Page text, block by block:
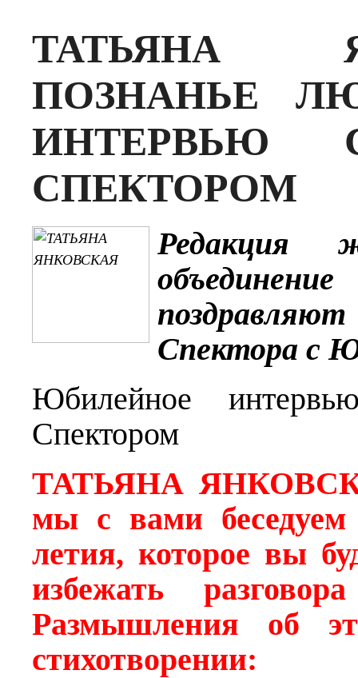
ТАТЬЯНА
ПОЗНАНЬЕ
ИНТЕРВЬЮ
СПЕКТОРОМ
Редакция
Спектора с
Юбилейное
Спектором
ТАТЬЯНА
мы с вами
летия, которое вы
избежать
Размышления об
стихотворении: